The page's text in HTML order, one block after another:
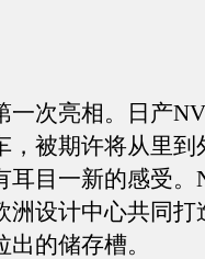
次亮相。日产
，被期许将从里到
耳目一新的感受。
洲设计中心共同打
的储存槽。